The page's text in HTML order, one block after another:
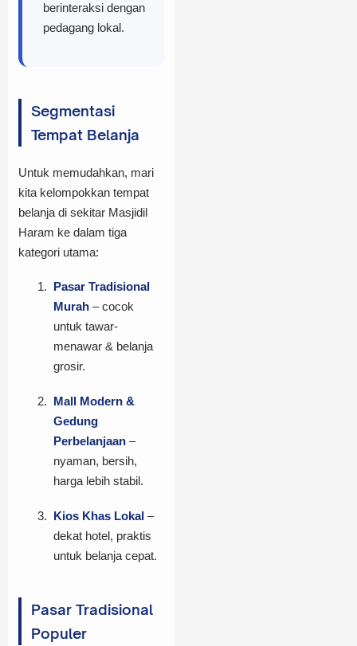
berinteraksi dengan
pedagang lokal.
Segmentasi
Tempat Belanja
Untuk memudahkan, mari
kita kelompokkan tempat
belanja di sekitar Masjidil
Haram ke dalam tiga
kategori utama:
Pasar Tradisional
Murah – cocok
untuk tawar-
menawar & belanja
grosir.
Mall Modern &
Gedung
Perbelanjaan –
nyaman, bersih,
harga lebih stabil.
Kios Khas Lokal –
dekat hotel, praktis
untuk belanja cepat.
Pasar Tradisional
Populer